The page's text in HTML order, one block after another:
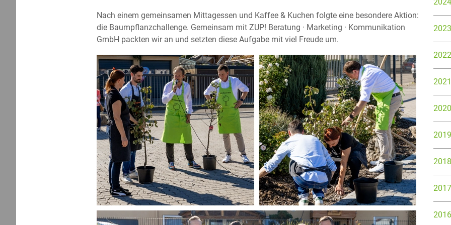
Nach einem gemeinsamen Mittagessen und Kaffee & Kuchen folgte eine besondere Aktion:
die Baumpflanzchallenge. Gemeinsam mit ZUP! Beratung · Marketing · Kommunikation
GmbH packten wir an und setzten diese Aufgabe mit viel Freude um.
2024
2023
2022
2021
2020
2019
2018
2017
2016